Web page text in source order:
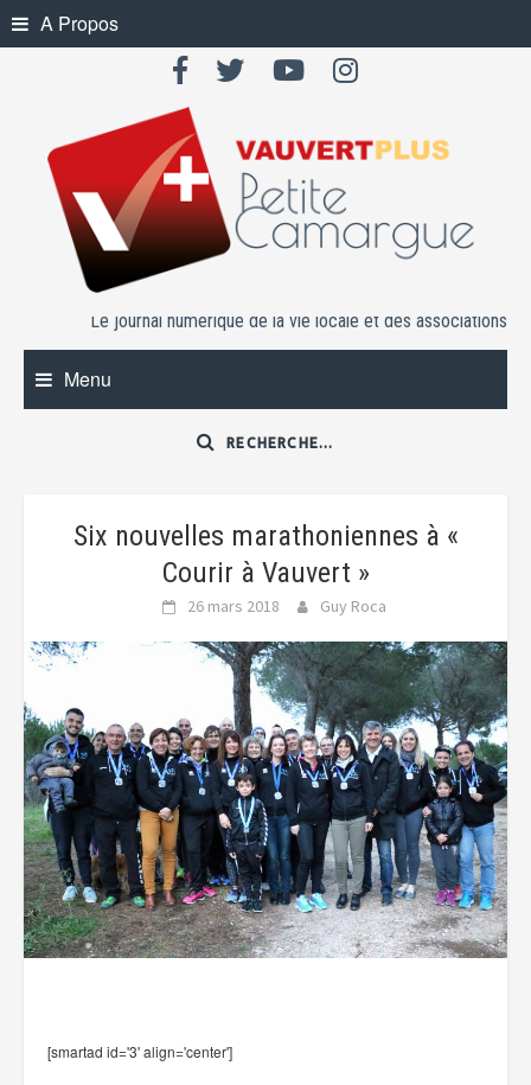
Skip
to
A Propos
Le journal numérique de la vie locale et des associations
Menu
Six nouvelles marathoniennes à «
Courir à Vauvert »
26 mars 2018 Guy Roca
[smartad id='3' align='center']